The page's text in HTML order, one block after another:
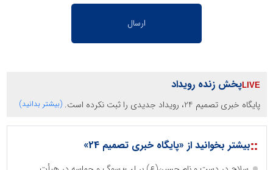
پخش زنده رویداد
پایگاه خبری تصمیم 24، رویداد جدیدی را ثبت نکرده است. (بیشتر بدانید)
::بیشتر بخوانید از «پایگاه خبری تصمیم 24»